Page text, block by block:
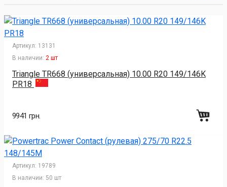
Артикул: 13131
В наличии: 2 шт
Triangle TR668 (универсальная) 10.00 R20 149/146K
PR18
9941 грн.
Артикул: 19789
В наличии: 50 шт